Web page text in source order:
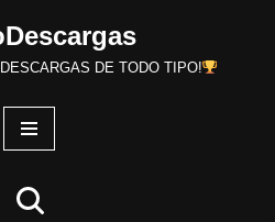
DE TODO TIPO!